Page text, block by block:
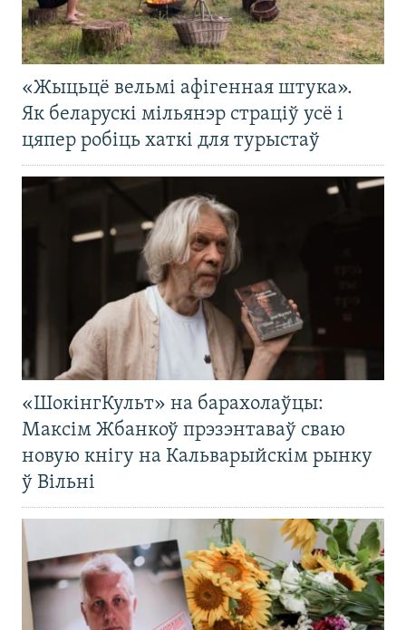
«Жыцьцё вельмі афігенная штука».
Як беларускі мільянэр страціў усё і
цяпер робіць хаткі для турыстаў
«ШокінгКульт» на барахолаўцы:
Максім Жбанкоў прэзэнтаваў сваю
новую кнігу на Кальварыйскім рынку
ў Вільні